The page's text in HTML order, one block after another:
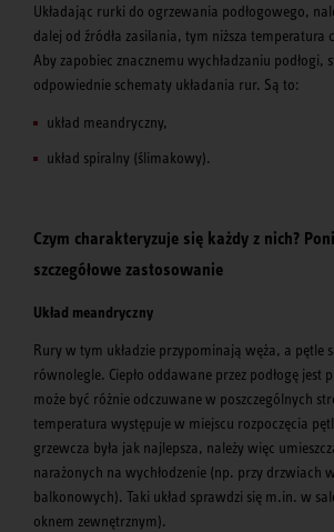
Układając rurki do ogrzewania podłogowego,
dalej od źródła zasilania, tym niższa temperatura
Aby zapobiec znacznemu wychładzaniu podłogi,
odpowiednie schematy układania rur. Są to:
układ meandryczny,
układ spiralny (ślimakowy).
Czym charakteryzuje się każdy z nich?
szczegółowe zastosowanie
Układ meandryczny
Rury w tym układzie przypominają węża, a pętle
równolegle. Ciepło oddawane przez podłogę jest
może być różnie odczuwane w poszczególnych
temperatura występuje w miejscu rozpoczęcia
grzewcza była jak najlepsza, należy więc
narażonych na wychłodzenie (np. przy drzwiach
balkonowych). Taki układ sprawdzi się m.in. w
oknem zewnętrznym).